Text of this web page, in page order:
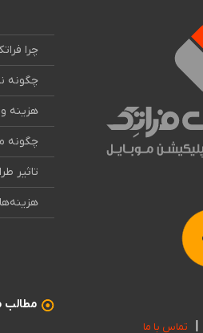
تماس با ما
چرا
چگونه
هزینه
چگونه
تاثیر
مطالب